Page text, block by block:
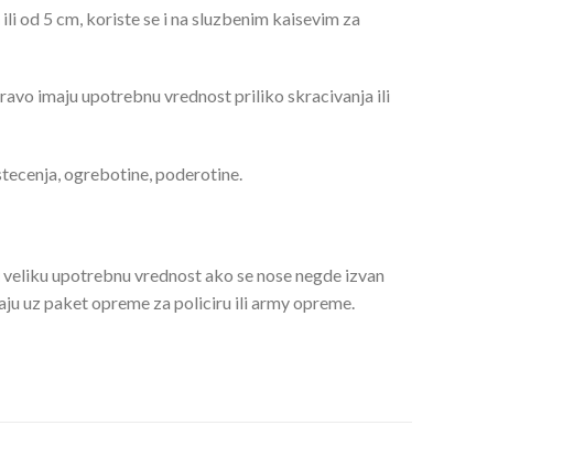
od 5 cm, koriste se i na sluzbenim kaisevim za
imaju upotrebnu vrednost priliko skracivanja ili
ogrebotine, poderotine.
upotrebnu vrednost ako se nose negde izvan
uz paket opreme za policiru ili army opreme.